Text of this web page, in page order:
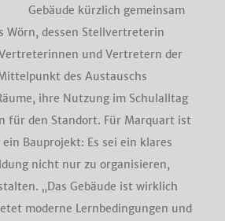
Gebäude kürzlich gemeinsam
Wörn, dessen Stellvertreterin
und Vertretern der
des Austauschs
ihre Nutzung im Schulalltag
für den Standort. Für Marquart ist
Bauprojekt: Es sei ein klares
nicht nur zu organisieren,
„Das Gebäude ist wirklich
moderne Lernbedingungen und